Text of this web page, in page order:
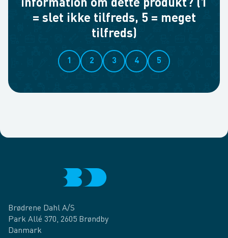
information om dette produkt? (1
= slet ikke tilfreds, 5 = meget
tilfreds)
1 2 3 4 5
Brødrene Dahl A/S
Park Allé 370, 2605 Brøndby
Danmark